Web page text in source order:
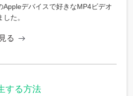
Appleデバイスで好きなMP4ビデオ
た。
る
する方法